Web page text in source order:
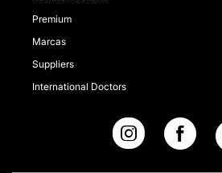
Premium
Marcas
Suppliers
International Doctors